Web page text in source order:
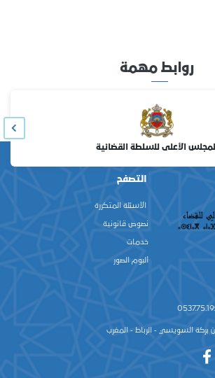
روابط مهمة
المجلس الأعلى للسلطة القضائية
التصفح
الأسئلة المتكررة
نصوص قانونية
خدمات
ألبوم الصور